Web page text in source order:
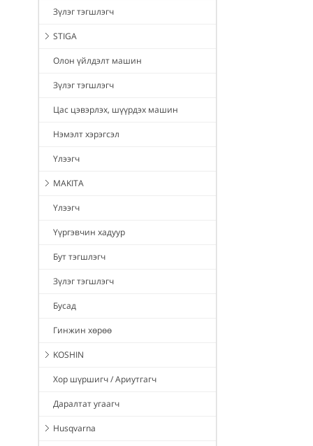
Зүлэг тэгшлэгч
STIGA
Олон үйлдэлт машин
Зүлэг тэгшлэгч
Цас цэвэрлэх, шүүрдэх машин
Нэмэлт хэрэгсэл
Үлээгч
MAKITA
Үлээгч
Үүргэвчин хадуур
Бут тэгшлэгч
Зүлэг тэгшлэгч
Бусад
Гинжин хөрөө
KOSHIN
Хор шүршигч / Ариутгагч
Даралтат угаагч
Husqvarna